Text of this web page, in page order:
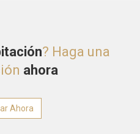
? Haga una
ahora
Ahora